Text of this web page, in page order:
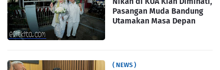
Pasangan Muda Bandung
Utamakan Masa Depan
( NEWS )